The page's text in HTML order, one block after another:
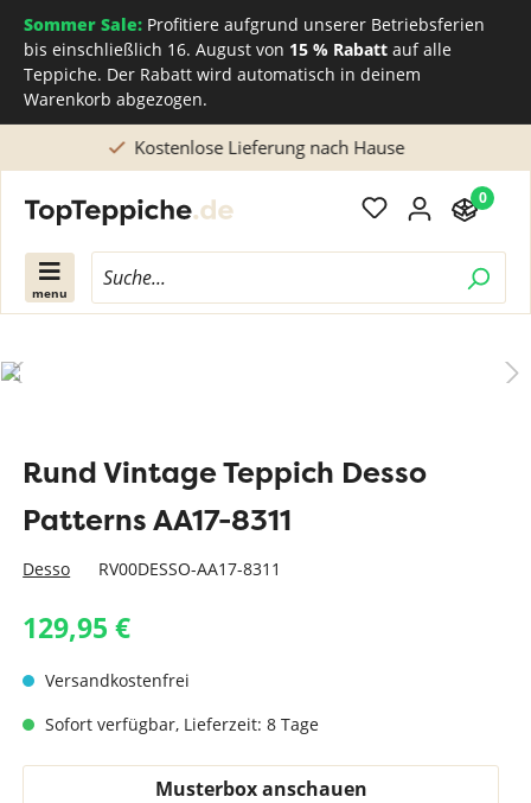
Sommer Sale: Profitiere aufgrund unserer Betriebsferien
bis einschließlich 16. August von 15 % Rabatt auf alle
Teppiche. Der Rabatt wird automatisch in deinem
Warenkorb abgezogen.
Direkt beim Teppichhersteller kaufen
menu
0
Rund Vintage Teppich Desso
Patterns AA17-8311
Desso RV00DESSO-AA17-8311
129,95 €
Versandkostenfrei
Sofort verfügbar, Lieferzeit: 8 Tage
Musterbox anschauen